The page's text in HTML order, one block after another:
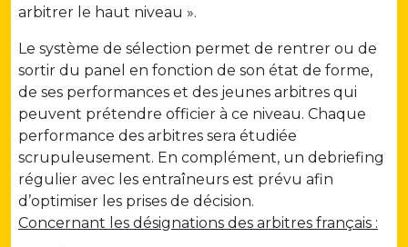
arbitrer le haut niveau ».
Le système de sélection permet de rentrer ou de
sortir du panel en fonction de son état de forme,
de ses performances et des jeunes arbitres qui
peuvent prétendre officier à ce niveau. Chaque
performance des arbitres sera étudiée
scrupuleusement. En complément, un debriefing
régulier avec les entraîneurs est prévu afin
d’optimiser les prises de décision.
Concernant les désignations des arbitres français :